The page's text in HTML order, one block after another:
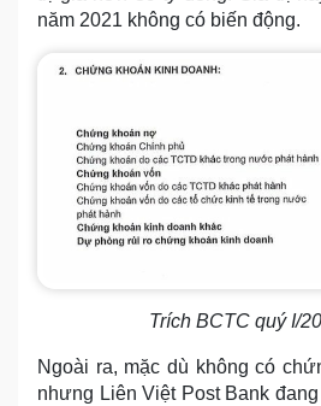
năm 2021 không có biến động.
Trích BCTC quý I/
Ngoài ra, mặc dù không có
nhưng Liên Việt Post Bank